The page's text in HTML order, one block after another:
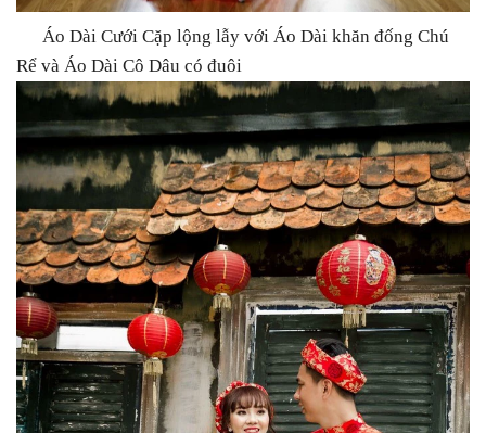
Áo Dài Cưới Cặp lộng lẫy với Áo Dài khăn đống Chú
Rể và Áo Dài Cô Dâu có đuôi